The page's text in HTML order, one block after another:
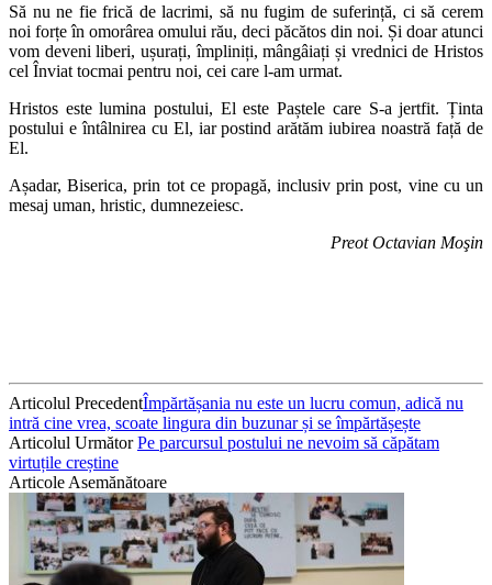
Să nu ne fie frică de lacrimi, să nu fugim de suferință, ci să cerem
noi forțe în omorârea omului rău, deci păcătos din noi. Și doar atunci
vom deveni liberi, ușurați, împliniți, mângâiați și vrednici de Hristos
cel Înviat tocmai pentru noi, cei care l-am urmat.
Hristos este lumina postului, El este Paștele care S-a jertfit. Ținta
postului e întâlnirea cu El, iar postind arătăm iubirea noastră față de
El.
Așadar, Biserica, prin tot ce propagă, inclusiv prin post, vine cu un
mesaj uman, hristic, dumnezeiesc.
Preot Octavian Moşin
Articolul PrecedentÎmpărtășania nu este un lucru comun, adică nu
intră cine vrea, scoate lingura din buzunar și se împărtășește
Articolul UrmătorPe parcursul postului ne nevoim să căpătam
virtuțile creștine
Articole Asemănătoare